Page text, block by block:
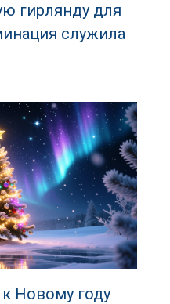
гирлянду для
служила
Новому году